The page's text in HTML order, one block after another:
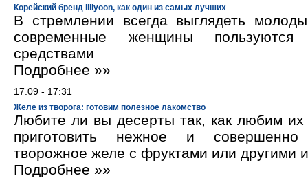
Корейский бренд illiyoon, как один из самых лучших
В стремлении всегда выглядеть
современные женщины пользуются
средствами
Подробнее »»
17.09 - 17:31
Желе из творога: готовим полезное лакомство
Любите ли вы десерты так, как любим
приготовить нежное и
творожное желе с фруктами или другими
Подробнее »»